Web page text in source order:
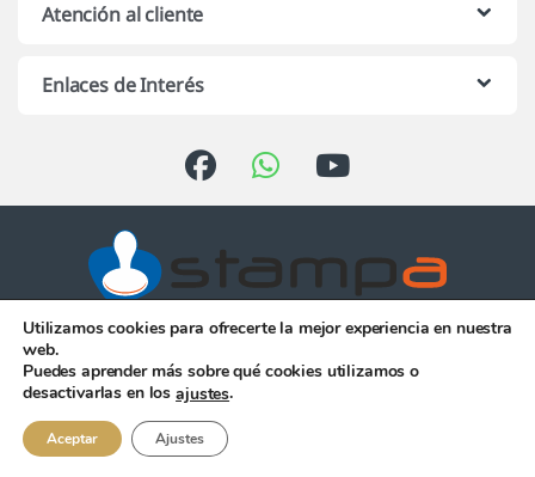
Atención al cliente
Enlaces de Interés
Atención telefónica de 10:00 h.
a 13:00 h. de Lunes a Viernes
956 344 058
Utilizamos cookies para ofrecerte la mejor experiencia en nuestra
web.
Puedes aprender más sobre qué cookies utilizamos o
desactivarlas en losajustes.
Aceptar Ajustes